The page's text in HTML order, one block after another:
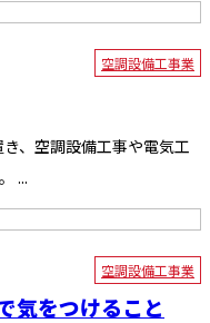
空調設備工事業
、空調設備工事や電気工
...
空調設備工事業
気をつけること